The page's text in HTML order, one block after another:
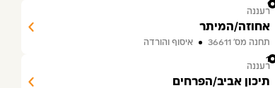
9
רעננה
אחוזה/המיתר
תחנה מס׳ 36611
איסוף והורדה
10
רעננה
תיכון אביב/הפרחים